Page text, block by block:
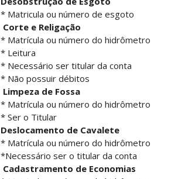
* Matricula ou número de esgoto
Corte e Religação
* Matrícula ou número do hidrômetro
* Leitura
* Necessário ser titular da conta
* Não possuir débitos
Limpeza de Fossa
* Matrícula ou número do hidrômetro
* Ser o Titular
Deslocamento de Cavalete
* Matrícula ou número do hidrômetro
*Necessário ser o titular da conta
Cadastramento de Economias